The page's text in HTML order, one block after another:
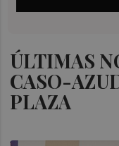
ÚLTIMAS
CASO-
PLAZA